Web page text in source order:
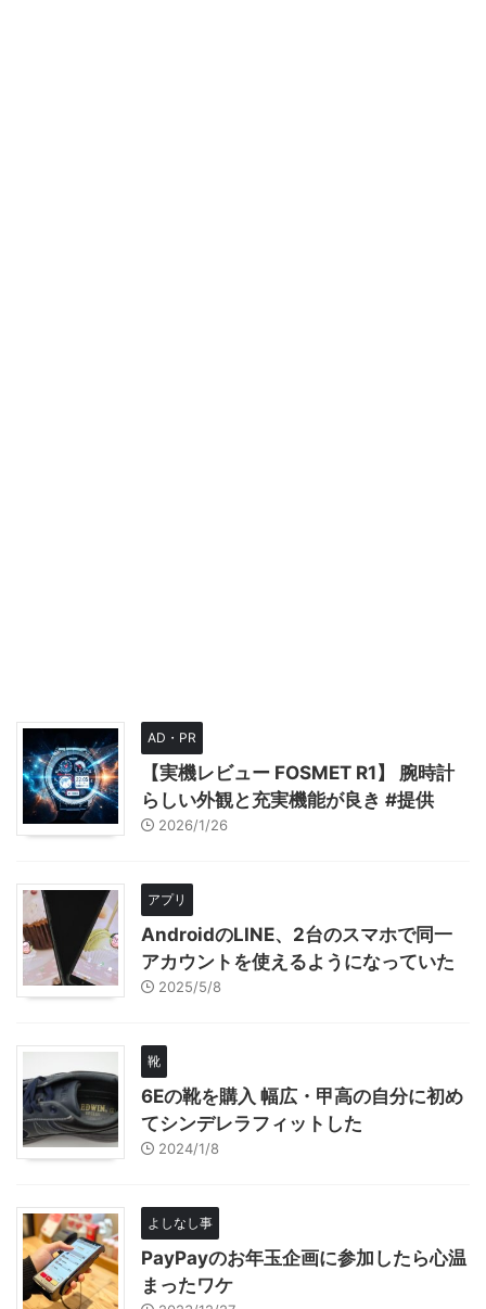
AD・PR
【実機レビュー FOSMET R1】 腕時計
らしい外観と充実機能が良き #提供
2026/1/26
アプリ
AndroidのLINE、2台のスマホで同一
アカウントを使えるようになっていた
2025/5/8
靴
6Eの靴を購入 幅広・甲高の自分に初め
てシンデレラフィットした
2024/1/8
よしなし事
PayPayのお年玉企画に参加したら心温
まったワケ